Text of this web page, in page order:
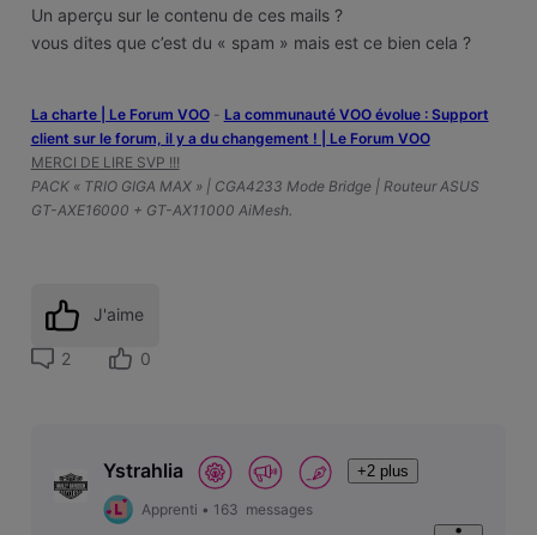
Un aperçu sur le contenu de ces mails ?
vous dites que c’est du « spam » mais est ce bien cela ?
La charte | Le Forum VOO- ‎La communauté VOO évolue : Support
client sur le forum, il y a du changement ! | Le Forum VOO
MERCI DE LIRE SVP !!!
PACK « TRIO GIGA MAX » | CGA4233 Mode Bridge | Routeur ASUS
GT-AXE16000 + GT-AX11000 AiMesh.
J'aime
2 0
Ystrahlia +2 plus
Apprenti • 163 messages